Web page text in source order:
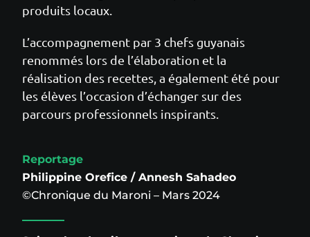
produits locaux.
L’accompagnement par 3 chefs guyanais
renommés lors de l’élaboration et la
réalisation des recettes, a également été pour
les élèves l’occasion d’échanger sur des
parcours professionnels inspirants.
Reportage
Philippine Orefice / Annesh Sahadeo
©Chronique du Maroni – Mars 2024